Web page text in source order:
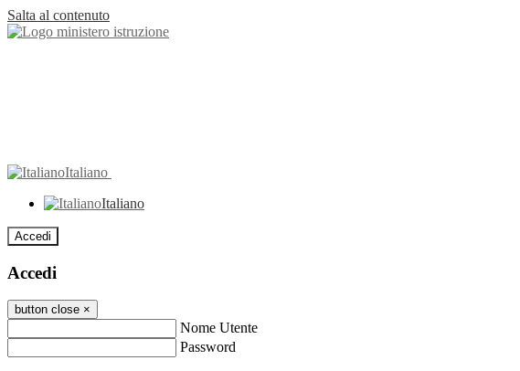
Salta al contenuto
Italiano
Italiano
Accedi
Accedi
button close ×
Nome Utente
Password